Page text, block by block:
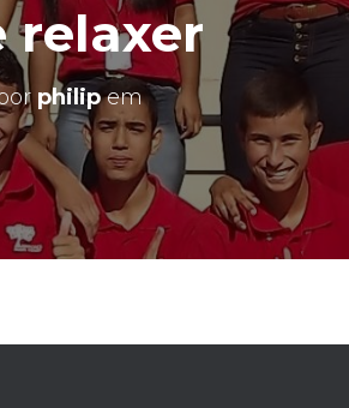
relaxer
philipem